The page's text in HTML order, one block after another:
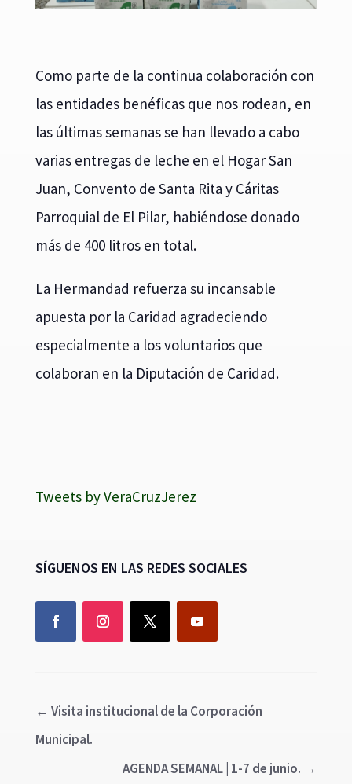
Como parte de la continua colaboración con
las entidades benéficas que nos rodean, en
las últimas semanas se han llevado a cabo
varias entregas de leche en el Hogar San
Juan, Convento de Santa Rita y Cáritas
Parroquial de El Pilar, habiéndose donado
más de 400 litros en total.
La Hermandad refuerza su incansable
apuesta por la Caridad agradeciendo
especialmente a los voluntarios que
colaboran en la Diputación de Caridad.
Tweets by VeraCruzJerez
SÍGUENOS EN LAS REDES SOCIALES
← Visita institucional de la Corporación
Municipal.
AGENDA SEMANAL | 1-7 de junio. →